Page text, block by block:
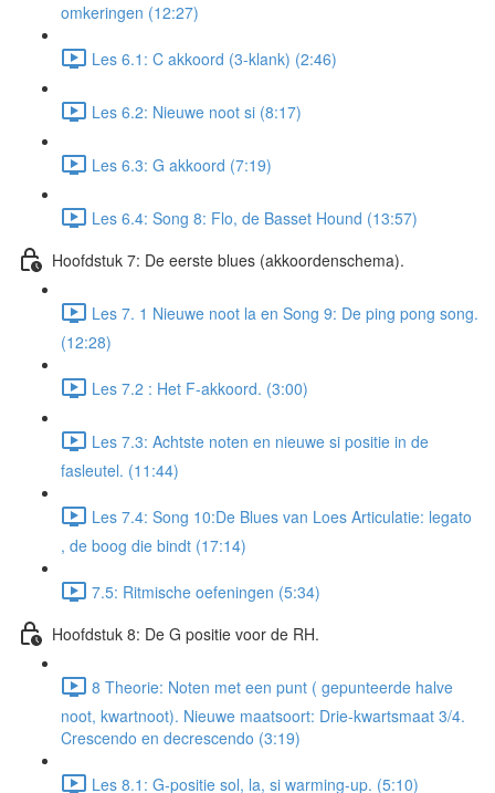
omkeringen (12:27)
Les 6.1: C akkoord (3-klank) (2:46)
Les 6.2: Nieuwe noot si (8:17)
Les 6.3: G akkoord (7:19)
Les 6.4: Song 8: Flo, de Basset Hound (13:57)
Hoofdstuk 7: De eerste blues (akkoordenschema).
Les 7. 1 Nieuwe noot la en Song 9: De ping pong song.
(12:28)
Les 7.2 : Het F-akkoord. (3:00)
Les 7.3: Achtste noten en nieuwe si positie in de
fasleutel. (11:44)
Les 7.4: Song 10:De Blues van Loes Articulatie: legato
, de boog die bindt (17:14)
7.5: Ritmische oefeningen (5:34)
Hoofdstuk 8: De G positie voor de RH.
8 Theorie: Noten met een punt ( gepunteerde halve
noot, kwartnoot). Nieuwe maatsoort: Drie-kwartsmaat 3/4.
Crescendo en decrescendo (3:19)
Les 8.1: G-positie sol, la, si warming-up. (5:10)